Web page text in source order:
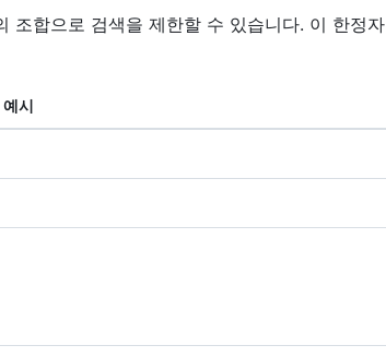
조합으로 검색을 제한할 수 있습니다. 이 한정자
예시